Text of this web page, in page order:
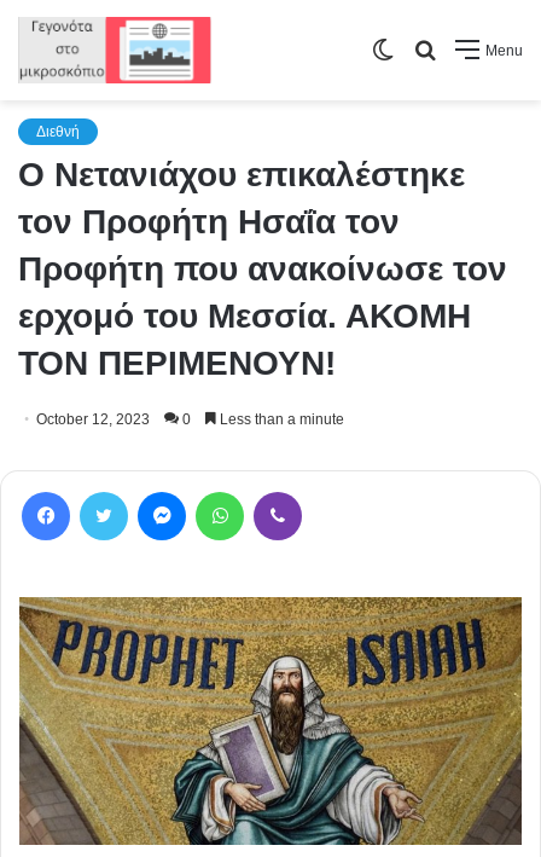
Menu
Search
Switch
Διεθνή
Ο Νετανιάχου επικαλέστηκε
τον Προφήτη Ησαΐα τον
Προφήτη που ανακοίνωσε τον
ερχομό του Μεσσία. ΑΚΟΜΗ
ΤΟΝ ΠΕΡΙΜΕΝΟΥΝ!
October 12, 2023 0 Less than a minute